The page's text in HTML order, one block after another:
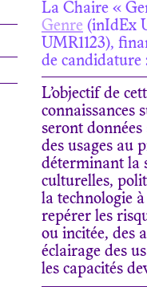
La Chaire «
Genre (inIdEx
UMR1123),
de candidature
L’objectif de
connaissances
seront données
des usages au
déterminant la
culturelles,
la technologie
repérer les
ou incitée, des
éclairage des
les capacités